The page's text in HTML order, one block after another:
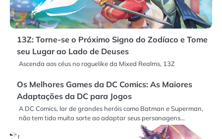
13Z: Torne-se o Próximo Signo do Zodíaco e Tome
seu Lugar ao Lado de Deuses
Ascenda aos céus no roguelike da Mixed Realms, 13Z
Os Melhores Games da DC Comics: As Maiores
Adaptações da DC para Jogos
A DC Comics, lar de grandes heróis como Batman e Superman,
não tem tido muita sorte ao adaptar seus personagens…